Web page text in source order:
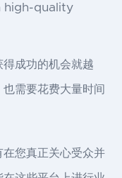
high-quality
成功的机会就越
需要花费大量时间
您真正关心受众并